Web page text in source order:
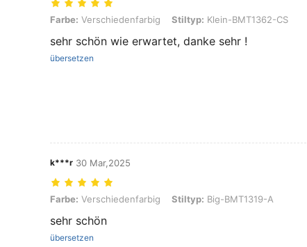
Farbe: Verschiedenfarbig, Stiltyp: Klein-BMT1362-CS
Farbe: Verschiedenfarbig Stiltyp: Klein-BMT1362-CS
sehr schön wie erwartet, danke sehr !
übersetzen
k***r 30 Mar,2025
Farbe: Verschiedenfarbig, Stiltyp: Big-BMT1319-A
Farbe: Verschiedenfarbig Stiltyp: Big-BMT1319-A
sehr schön
übersetzen